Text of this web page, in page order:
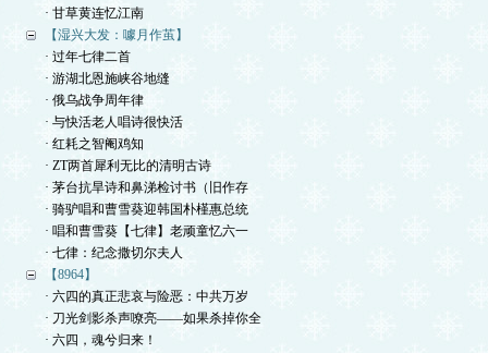
· 甘草黄连忆江南
【湿兴大发：噱月作茧】
· 过年七律二首
· 游湖北恩施峡谷地缝
· 俄乌战争周年律
· 与快活老人唱诗很快活
· 红耗之智阉鸡知
· ZT两首犀利无比的清明古诗
· 茅台抗旱诗和鼻涕检讨书（旧作存
· 骑驴唱和曹雪葵迎韩国朴槿惠总统
· 唱和曹雪葵【七律】老顽童忆六一
· 七律：纪念撒切尔夫人
【8964】
· 六四的真正悲哀与险恶：中共万岁
· 刀光剑影杀声嘹亮——如果杀掉你全
· 六四，魂兮归来！